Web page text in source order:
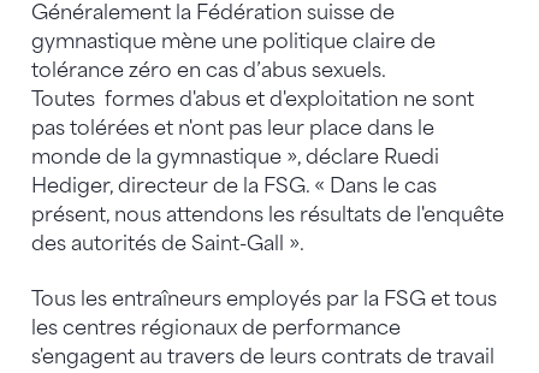
Généralement la Fédération suisse de
gymnastique mène une politique claire de
tolérance zéro en cas d’abus sexuels.
Toutes formes d'abus et d'exploitation ne sont
pas tolérées et n'ont pas leur place dans le
monde de la gymnastique », déclare Ruedi
Hediger, directeur de la FSG. « Dans le cas
présent, nous attendons les résultats de l'enquête
des autorités de Saint-Gall ».
Tous les entraîneurs employés par la FSG et tous
les centres régionaux de performance
s'engagent au travers de leurs contrats de travail